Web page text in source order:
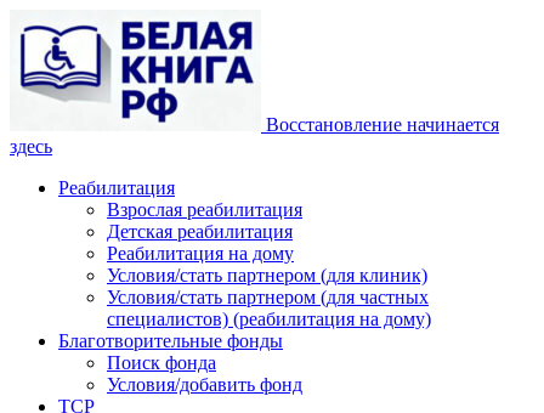
Восстановление начинается
здесь
Реабилитация
Взрослая реабилитация
Детская реабилитация
Реабилитация на дому
Условия/стать партнером (для клиник)
Условия/стать партнером (для частных
специалистов) (реабилитация на дому)
Благотворительные фонды
Поиск фонда
Условия/добавить фонд
ТСР